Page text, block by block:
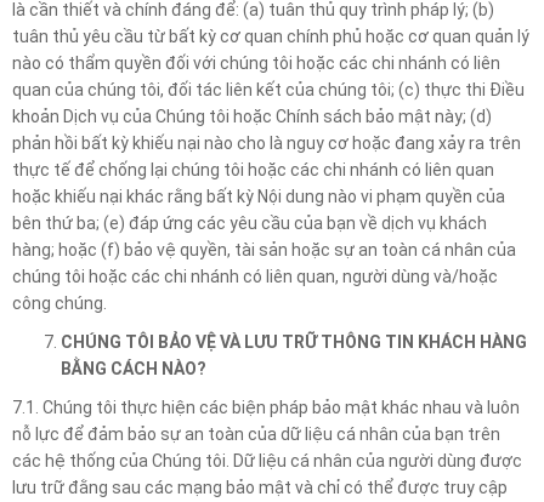
là cần thiết và chính đáng để: (a) tuân thủ quy trình pháp lý; (b)
tuân thủ yêu cầu từ bất kỳ cơ quan chính phủ hoặc cơ quan quản lý
nào có thẩm quyền đối với chúng tôi hoặc các chi nhánh có liên
quan của chúng tôi, đối tác liên kết của chúng tôi; (c) thực thi Điều
khoản Dịch vụ của Chúng tôi hoặc Chính sách bảo mật này; (d)
phản hồi bất kỳ khiếu nại nào cho là nguy cơ hoặc đang xảy ra trên
thực tế để chống lại chúng tôi hoặc các chi nhánh có liên quan
hoặc khiếu nại khác rằng bất kỳ Nội dung nào vi phạm quyền của
bên thứ ba; (e) đáp ứng các yêu cầu của bạn về dịch vụ khách
hàng; hoặc (f) bảo vệ quyền, tài sản hoặc sự an toàn cá nhân của
chúng tôi hoặc các chi nhánh có liên quan, người dùng và/hoặc
công chúng.
CHÚNG TÔI BẢO VỆ VÀ LƯU TRỮ THÔNG TIN KHÁCH HÀNG
BẰNG CÁCH NÀO?
7.1. Chúng tôi thực hiện các biện pháp bảo mật khác nhau và luôn
nỗ lực để đảm bảo sự an toàn của dữ liệu cá nhân của bạn trên
các hệ thống của Chúng tôi. Dữ liệu cá nhân của người dùng được
lưu trữ đằng sau các mạng bảo mật và chỉ có thể được truy cập